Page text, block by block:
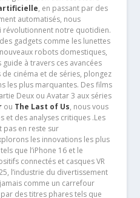
, en passant par des
automatisés, nous
révolutionnent notre quotidien.
gadgets comme les lunettes
robots domestiques,
à travers ces avancées
cinéma et de séries, plongez
les plus marquantes. Des films
Deux ou Avatar 3 aux séries
ou The Last of Us, nous vous
et des analyses critiques .Les
pas en reste sur
les innovations les plus
que l’iPhone 16 et le
connectés et casques VR
l’industrie du divertissement
comme un carrefour
des titres phares tels que